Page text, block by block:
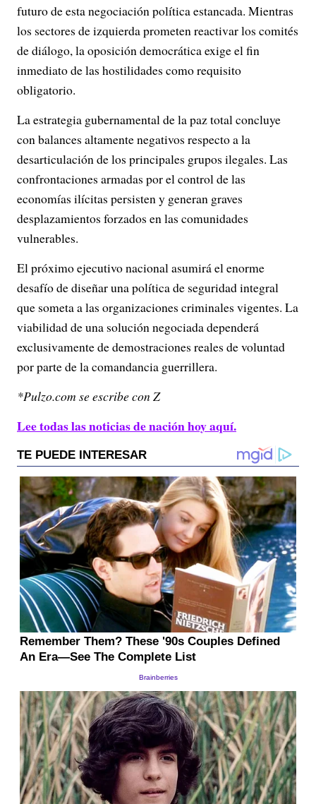
futuro de esta negociación política estancada. Mientras
los sectores de izquierda prometen reactivar los comités
de diálogo, la oposición democrática exige el fin
inmediato de las hostilidades como requisito
obligatorio.
La estrategia gubernamental de la paz total concluye
con balances altamente negativos respecto a la
desarticulación de los principales grupos ilegales. Las
confrontaciones armadas por el control de las
economías ilícitas persisten y generan graves
desplazamientos forzados en las comunidades
vulnerables.
El próximo ejecutivo nacional asumirá el enorme
desafío de diseñar una política de seguridad integral
que someta a las organizaciones criminales vigentes. La
viabilidad de una solución negociada dependerá
exclusivamente de demostraciones reales de voluntad
por parte de la comandancia guerrillera.
*Pulzo.com se escribe con Z
Lee todas las noticias de nación hoy aquí.